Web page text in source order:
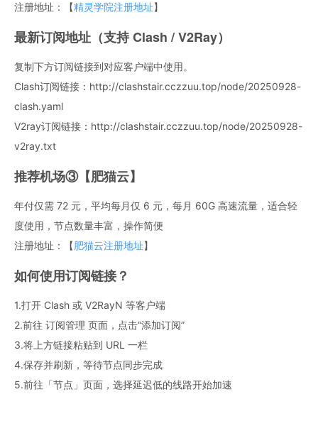
注册地址：【精灵学院注册地址】
最新订阅地址（支持 Clash / V2Ray）
复制下方订阅链接到对应客户端中使用。
Clash订阅链接：http://clashstair.cczzuu.top/node/20250928-
clash.yaml
V2ray订阅链接：http://clashstair.cczzuu.top/node/20250928-
v2ray.txt
推荐机场③【肥猫云】
年付仅需 72 元，平均每月仅 6 元，每月 60G 高速流量，适合轻
度使用，节点数量丰富，操作简便
注册地址：【肥猫云注册地址】
如何使用订阅链接？
1.打开 Clash 或 V2RayN 等客户端
2.前往 订阅管理 页面，点击“添加订阅”
3.将上方链接粘贴到 URL 一栏
4.保存并刷新，等待节点同步完成
5.前往「节点」页面，选择延迟低的线路开始加速